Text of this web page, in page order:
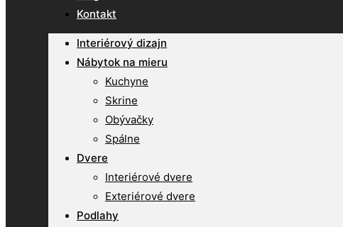
Kontakt
Interiérový dizajn
Nábytok na mieru
Kuchyne
Skrine
Obývačky
Spálne
Dvere
Interiérové dvere
Exteriérové dvere
Podlahy